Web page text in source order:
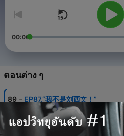
00:00
ตอนต่าง ๆ
89 - EP87.“我不是刘西文！”
03 ส.ค. 2026
EP86.门徒-唐山系列杀警案